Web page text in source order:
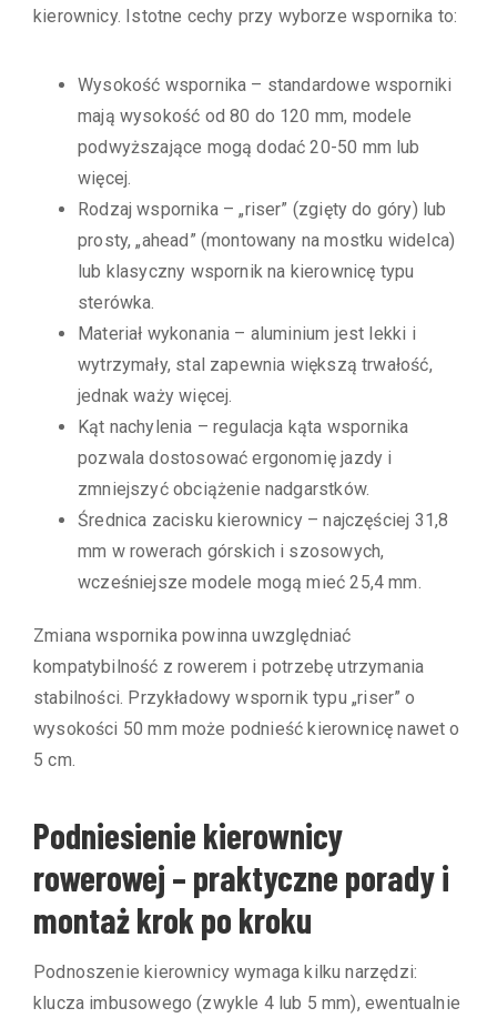
kierownicy. Istotne cechy przy wyborze wspornika to:
Wysokość wspornika – standardowe wsporniki
mają wysokość od 80 do 120 mm, modele
podwyższające mogą dodać 20-50 mm lub
więcej.
Rodzaj wspornika – „riser” (zgięty do góry) lub
prosty, „ahead” (montowany na mostku widelca)
lub klasyczny wspornik na kierownicę typu
sterówka.
Materiał wykonania – aluminium jest lekki i
wytrzymały, stal zapewnia większą trwałość,
jednak waży więcej.
Kąt nachylenia – regulacja kąta wspornika
pozwala dostosować ergonomię jazdy i
zmniejszyć obciążenie nadgarstków.
Średnica zacisku kierownicy – najczęściej 31,8
mm w rowerach górskich i szosowych,
wcześniejsze modele mogą mieć 25,4 mm.
Zmiana wspornika powinna uwzględniać
kompatybilność z rowerem i potrzebę utrzymania
stabilności. Przykładowy wspornik typu „riser” o
wysokości 50 mm może podnieść kierownicę nawet o
5 cm.
Podniesienie kierownicy
rowerowej – praktyczne porady i
montaż krok po kroku
Podnoszenie kierownicy wymaga kilku narzędzi:
klucza imbusowego (zwykle 4 lub 5 mm), ewentualnie